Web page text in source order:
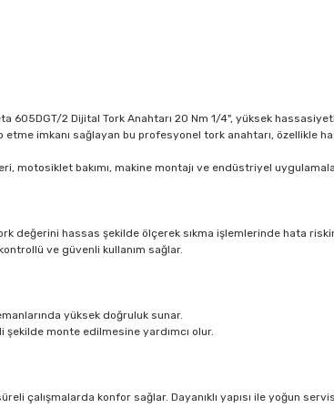
2 Dijital Tork Anahtarı 20 Nm 1/4", yüksek
imkanı sağlayan bu profesyonel tork anahtarı, özellikle
bakımı, makine montajı ve endüstriyel
değerini hassas şekilde ölçerek sıkma işlemlerinde hata
ve güvenli kullanım sağlar.
yüksek doğruluk sunar.
monte edilmesine yardımcı olur.
çalışmalarda konfor sağlar. Dayanıklı yapısı ile yoğun